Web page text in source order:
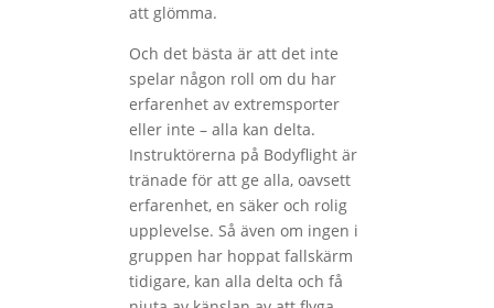
att glömma.
Och det bästa är att det inte
spelar någon roll om du har
erfarenhet av extremsporter
eller inte – alla kan delta.
Instruktörerna på Bodyflight är
tränade för att ge alla, oavsett
erfarenhet, en säker och rolig
upplevelse. Så även om ingen i
gruppen har hoppat fallskärm
tidigare, kan alla delta och få